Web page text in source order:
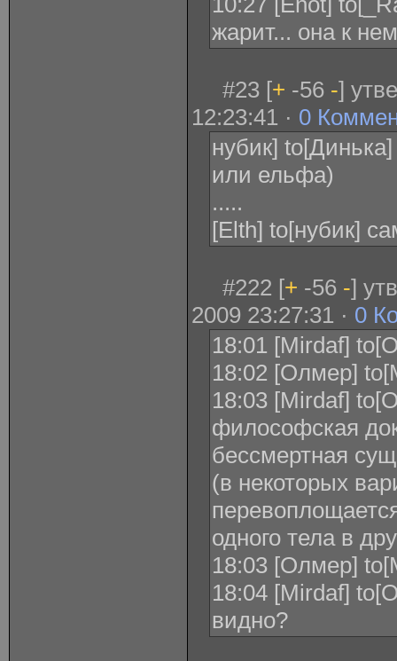
жарит... она к
#23 [+ -56 -]
12:23:41 · 0
нубик]
или ельфа)
.....
[Elth] to[нубик]
#222 [+ -56 -]
2009 23:27:31 · 0
18:01 [Mirdaf]
18:02 [Олмер]
18:03 [Mirdaf]
философская
бессмертная
(в некоторых
одного тела в
18:03 [Олмер]
18:04 [Mirdaf]
видно?